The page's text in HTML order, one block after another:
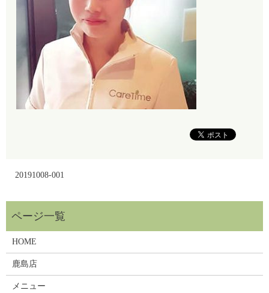
20191008-001
HOME
鹿島店
メニュー